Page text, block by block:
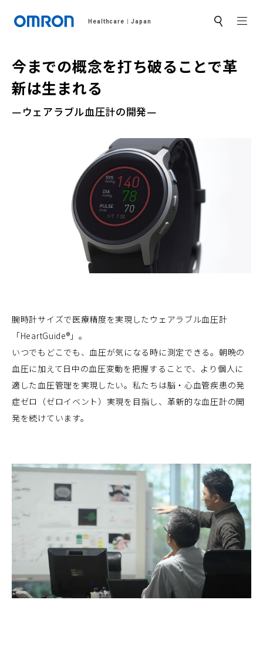
Healthcare Japan サ
検
索
今までの概念を打ち破ることで革
新は生まれる
―ウェアラブル血圧計の開発―
腕時計サイズで医療精度を実現したウェアラブル血圧計
「HeartGuide®」。
いつでもどこでも、血圧が気になる時に測定できる。朝晩の
血圧に加えて日中の血圧変動を把握することで、より個人に
適した血圧管理を実現したい。私たちは脳・心血管疾患の発
症ゼロ（ゼロイベント）実現を目指し、革新的な血圧計の開
発を続けています。